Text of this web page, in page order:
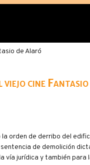
de Alaró
cine
orden de derribo del
de demolición
vía jurídica y también para